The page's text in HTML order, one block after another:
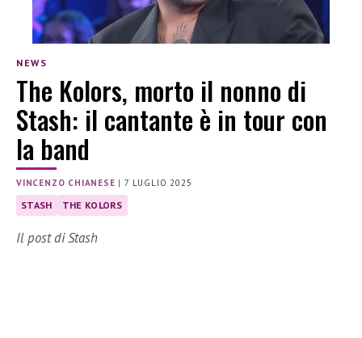
NEWS
The Kolors, morto il nonno di
Stash: il cantante è in tour con
la band
VINCENZO CHIANESE |7 LUGLIO 2025
STASH THE KOLORS
Il post di Stash